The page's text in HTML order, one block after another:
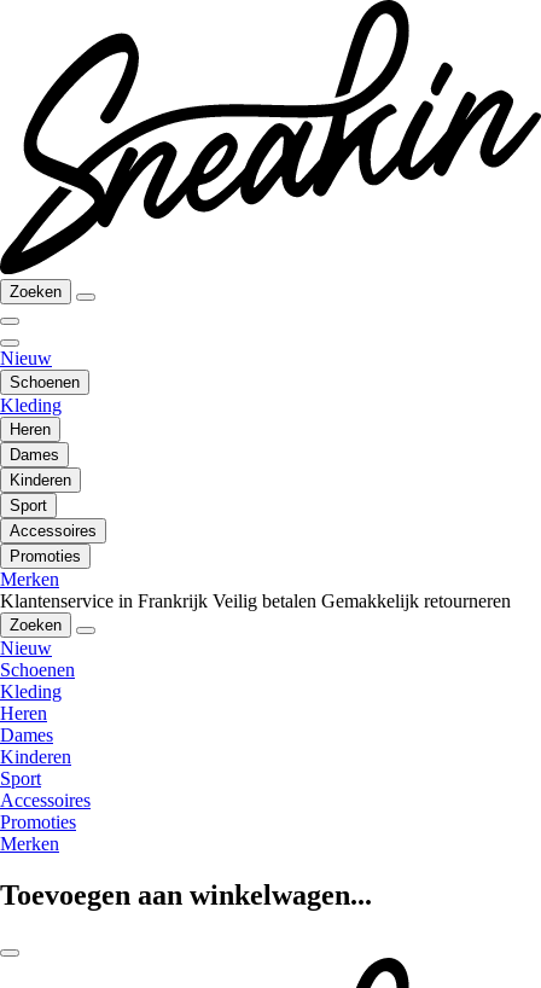
Zoeken
Nieuw
Schoenen
Kleding
Heren
Dames
Kinderen
Sport
Accessoires
Promoties
Merken
Klantenservice in Frankrijk Veilig betalen Gemakkelijk retourneren
Zoeken
Nieuw
Schoenen
Kleding
Heren
Dames
Kinderen
Sport
Accessoires
Promoties
Merken
Toevoegen aan winkelwagen...